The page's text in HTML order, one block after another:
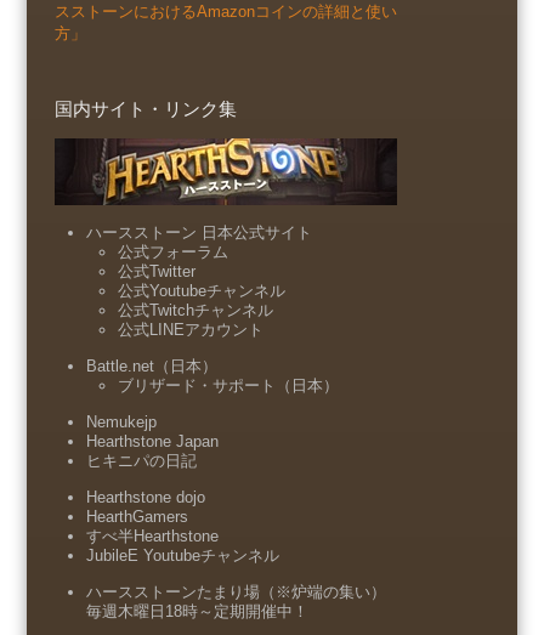
スストーンにおけるAmazonコインの詳細と使い
方」
国内サイト・リンク集
ハースストーン 日本公式サイト
公式フォーラム
公式Twitter
公式Youtubeチャンネル
公式Twitchチャンネル
公式LINEアカウント
Battle.net（日本）
ブリザード・サポート（日本）
Nemukejp
Hearthstone Japan
ヒキニパの日記
Hearthstone dojo
HearthGamers
すべ半Hearthstone
JubileE Youtubeチャンネル
ハースストーンたまり場（※炉端の集い）
毎週木曜日18時～定期開催中！